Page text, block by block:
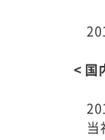
< 国
当